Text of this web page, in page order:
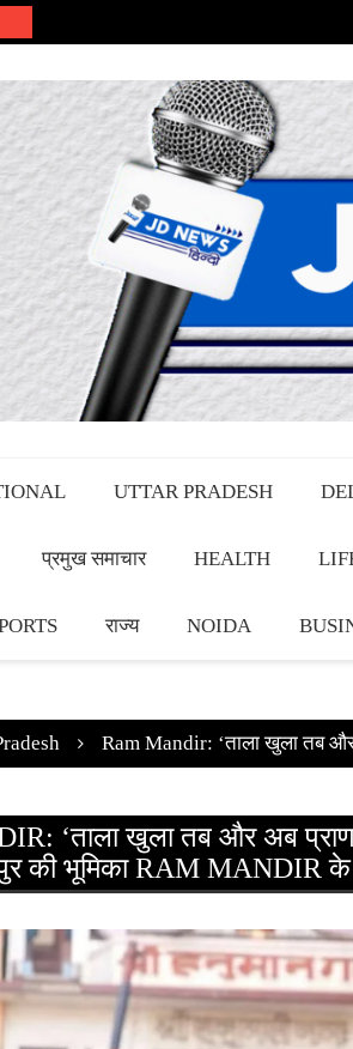
UTTAR PRADESH
प्रमुख समाचार HEALTH
राज्य NOIDA
Ram Mandir: ‘ताला खुला तब और
‘ताला खुला तब और अब प्राण
की भूमिका RAM MANDIR के